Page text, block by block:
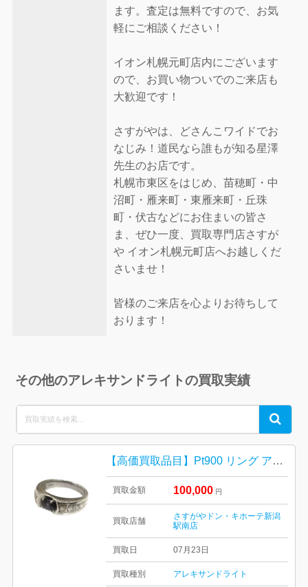
ます。査定は無料ですので、お気
軽にご相談ください！
イオン札幌元町店内にございます
ので、お買い物ついでのご来店も
大歓迎です！
さすがやは、どさんこワイドでお
なじみ！道民なら誰もが知る星澤
先生のお店です。
札幌市東区をはじめ、苗穂町・中
沼町・雁来町・東雁来町・丘珠
町・伏古などにお住まいの皆さ
ま、ぜひ一度、買取専門店さすが
や イオン札幌元町店へお越しくだ
さいませ！
皆様のご来店を心よりお待ちして
おります！
その他のアレキサンドライトの買取実績
Search
for:
Search
【高価買取品目】Pt900 リング アレキサンドライト付き
買取金額 100,000 円
買取店舗
さすがやドン・キホーテ新潟
駅南店
買取日 07月23日
買取種別 アレキサンドライト